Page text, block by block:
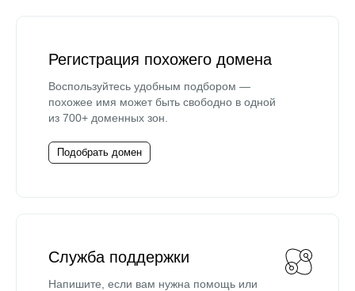
Регистрация похожего домена
Воспользуйтесь удобным подбором —
похожее имя может быть свободно в одной
из 700+ доменных зон.
Подобрать домен
Служба поддержки
Напишите, если вам нужна помощь или